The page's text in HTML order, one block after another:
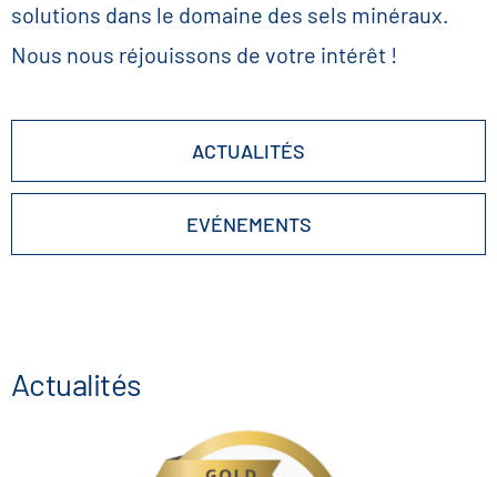
solutions dans le domaine des sels minéraux.
Nous nous réjouissons de votre intérêt !
ACTUALITÉS
EVÉNEMENTS
Actualités